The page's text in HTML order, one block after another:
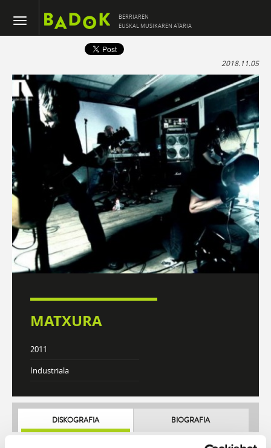
BERRIAREN
EUSKAL MUSIKAREN ATARIA
2018.11.05
MATXURA
2011
Industriala
DISKOGRAFIA BIOGRAFIA